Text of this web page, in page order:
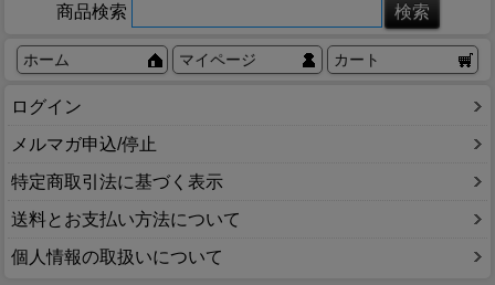
商品検索
ホーム マイページ カート
ログイン
メルマガ申込/停止
特定商取引法に基づく表示
送料とお支払い方法について
個人情報の取扱いについて